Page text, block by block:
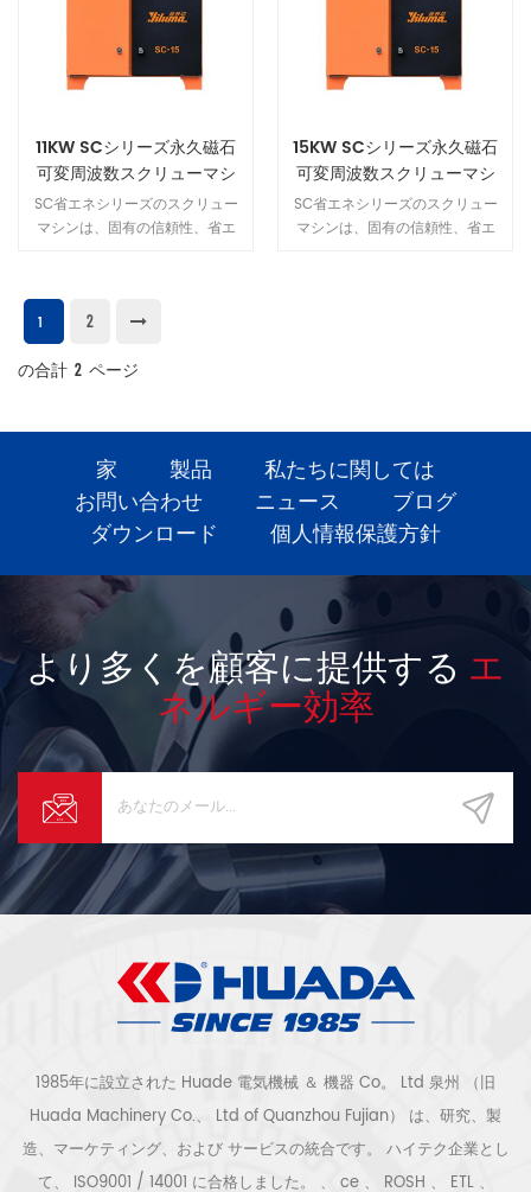
11KW SCシリーズ永久磁石
可変周波数スクリューマシ
ン
SC省エネシリーズのスクリュー
マシンは、固有の信頼性、省エ
す。全体的な設計はシンプルで、
さまざまな産業のガスニーズを満
たすさまざまな作業環境に適応で
きます。
15KW SCシリーズ永久磁石
可変周波数スクリューマシ
ン
SC省エネシリーズのスクリュー
マシンは、固有の信頼性、省エ
1 2
の合計 2 ページ
家 製品
私たちに関しては
お問い合わせ
ニュース
ブログ
ダウンロード
個人情報保護方針
より多くを顧客に提供する エ
ネルギー効率
1985年に設立された Huade 電気機械 ＆ 機器 Co。 Ltd 泉州 （旧
Huada Machinery Co.、 Ltd of Quanzhou Fujian） は、研究、製
造、マーケティング、および サービスの統合です。 ハイテク企業とし
て、 ISO9001 / 14001 に合格しました。 、 ce 、 ROSH 、 ETL 、